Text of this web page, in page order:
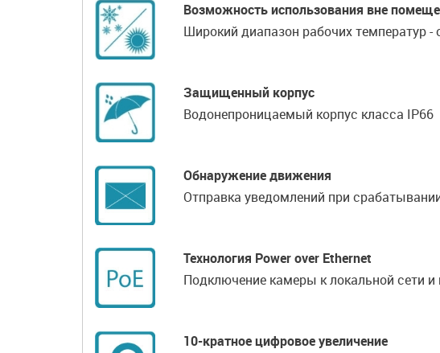
Возможность использования вне
Широкий диапазон рабочих температур -
Защищенный корпус
Водонепроницаемый корпус класса IP66
Обнаружение движения
Отправка уведомлений при
Технология Power over Ethernet
Подключение камеры к локальной сети
10-кратное цифровое увеличение